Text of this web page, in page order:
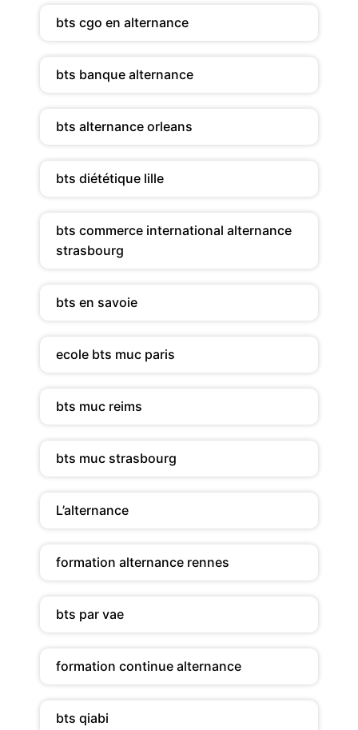
bts cgo en alternance
bts banque alternance
bts alternance orleans
bts diététique lille
bts commerce international alternance
strasbourg
bts en savoie
ecole bts muc paris
bts muc reims
bts muc strasbourg
L’alternance
formation alternance rennes
bts par vae
formation continue alternance
bts qiabi